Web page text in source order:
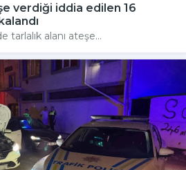
verdiği iddia edilen 16
tarlalık alanı ateşe...